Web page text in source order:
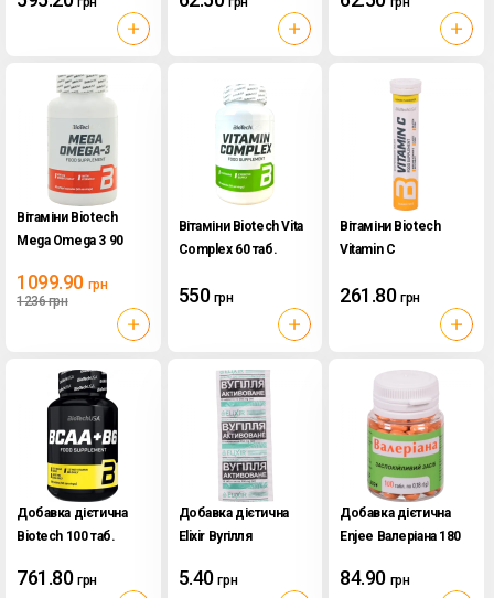
туба
туба
Вітаміни Biotech
Mega Omega 3 90
1099.90 грн
1236грн
Вітаміни Biotech Vita
Complex 60 таб.
550 грн
Вітаміни Biotech
Vitamin C
261.80 грн
Добавка дієтична
Biotech 100 таб.
761.80 грн
Добавка дієтична
Elixir Вугілля
Карбоактив 10
5.40 грн
Добавка дієтична
Enjee Валеріана 180
84.90 грн